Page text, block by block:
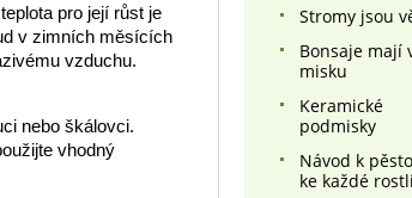
pro její růst je
v zimních měsících
vzduchu.
nebo škálovci.
vhodný
Stromy jsou
Bonsaje mají
misku
Keramické
podmisky
Návod k
ke každé